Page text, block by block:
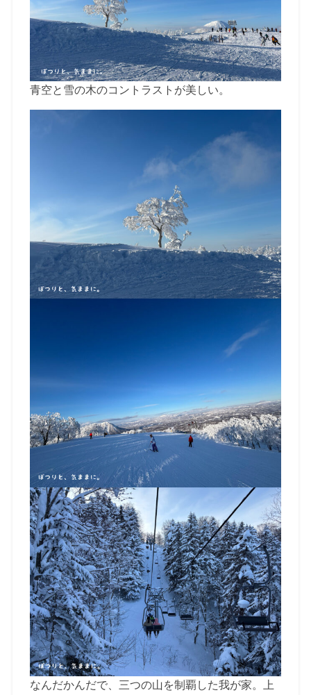
青空と雪の木のコントラストが美しい。
なんだかんだで、三つの山を制覇した我が家。上